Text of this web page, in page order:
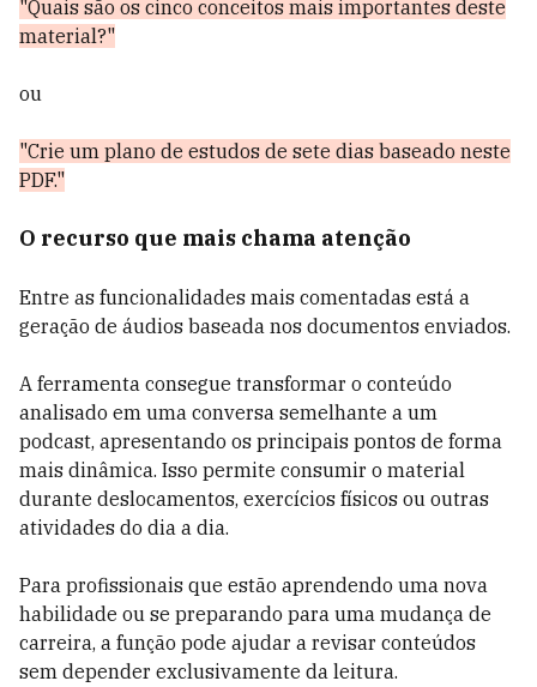
"Quais são os cinco conceitos mais importantes deste
material?"
ou
"Crie um plano de estudos de sete dias baseado neste
PDF."
O recurso que mais chama atenção
Entre as funcionalidades mais comentadas está a
geração de áudios baseada nos documentos enviados.
A ferramenta consegue transformar o conteúdo
analisado em uma conversa semelhante a um
podcast, apresentando os principais pontos de forma
mais dinâmica. Isso permite consumir o material
durante deslocamentos, exercícios físicos ou outras
atividades do dia a dia.
Para profissionais que estão aprendendo uma nova
habilidade ou se preparando para uma mudança de
carreira, a função pode ajudar a revisar conteúdos
sem depender exclusivamente da leitura.